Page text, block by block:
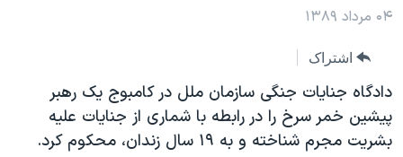
به
صفحه
جهش
به
جستجو
آمریکا
جهان
ورزشی
گزیده‌ها
ویژه برنامه‌ها
جدول برنامه ها
صفحه‌های ویژه
جام جهانی ۲۰۲۶
عملیات خشم حماسی
۲۵۰سالگی آمریکا
فرکانس‌های صدای آمریکا
پخش رادیویی
۰۴ مرداد ۱۳۸۹
اشتراک
دادگاه جنايات جنگی سازمان ملل در کامبوج يک رهبر
پيشين خمر سرخ را در رابطه با شماری از جنايات عليه
بشريت مجرم شناخته و به ۱۹ سال زندان، محکوم کرد.